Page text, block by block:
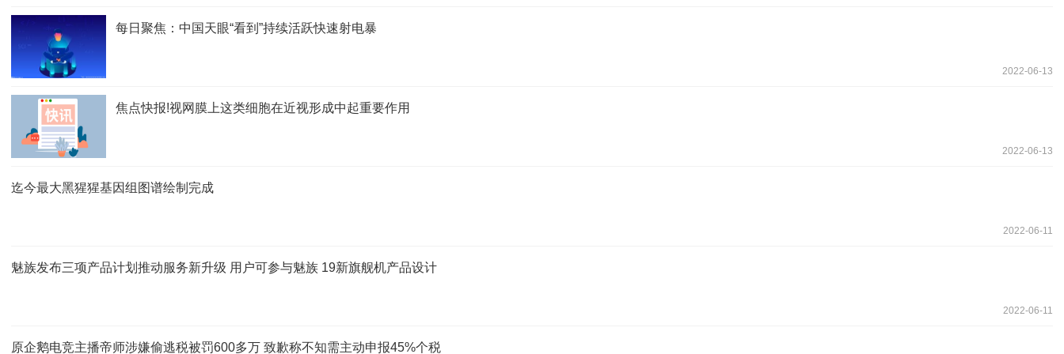
每日聚焦：中国天眼“看到”持续活跃快速射电暴
2022-06-13
焦点快报!视网膜上这类细胞在近视形成中起重要作用
2022-06-13
迄今最大黑猩猩基因组图谱绘制完成
2022-06-11
魅族发布三项产品计划推动服务新升级 用户可参与魅族 19新旗舰机产品设计
2022-06-11
原企鹅电竞主播帝师涉嫌偷逃税被罚600多万 致歉称不知需主动申报45%个税